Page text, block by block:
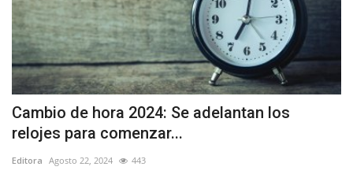
Tribunales
Deporte
Política
Espectáculos
Cambio de hora 2024: Se adelantan los
relojes para comenzar...
Editora Agosto 22, 2024 443